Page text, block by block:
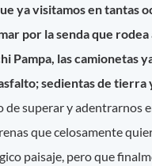
ya visitamos en tantas
por la senda que rodea
Pampa, las camionetas
sedientas de tierra
de superar y adentrarnos
que celosamente
paisaje, pero que